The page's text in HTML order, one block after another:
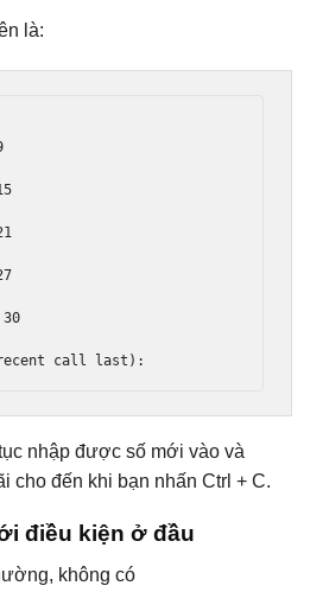
là:
30
call last ):
nhập được số mới vào và
cho đến khi bạn nhấn Ctrl + C.
điều kiện ở đầu
không có